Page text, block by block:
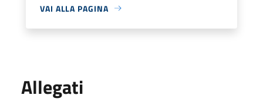
VAI ALLA PAGINA
Allegati